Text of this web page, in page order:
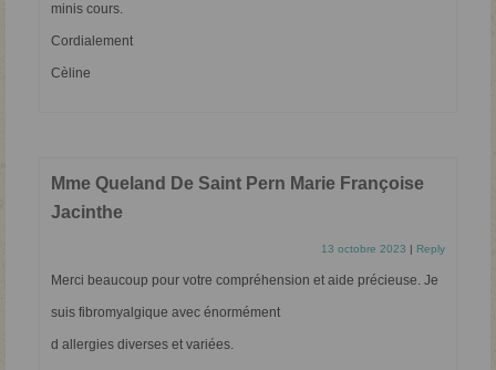
minis cours.
Cordialement
Cèline
Mme Queland De Saint Pern Marie Françoise
Jacinthe
13 octobre 2023 Reply
Merci beaucoup pour votre compréhension et aide précieuse. Je
suis fibromyalgique avec énormément
d allergies diverses et variées.